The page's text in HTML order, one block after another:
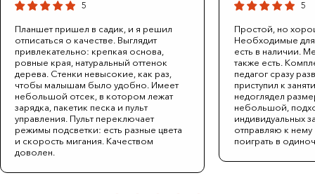
5
Планшет пришел в садик, и я решил
отписаться о качестве. Выглядит
привлекательно: крепкая основа,
ровные края, натуральный оттенок
дерева. Стенки невысокие, как раз,
чтобы малышам было удобно. Имеет
небольшой отсек, в котором лежат
зарядка, пакетик песка и пульт
управления. Пульт переключает
режимы подсветки: есть разные цвета
и скорость мигания. Качеством
доволен.
5
Простой, но
Необходимые
есть в наличии.
также есть.
педагог сразу
приступил к
недоглядел
небольшой,
индивидуальных
отправляю к нему
поиграть в